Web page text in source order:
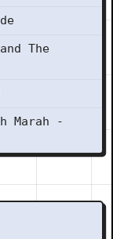
The
Marah -